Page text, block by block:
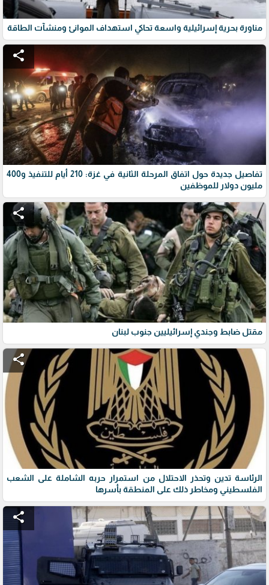
مناورة بحرية إسرائيلية واسعة تحاكي استهداف الموانئ ومنشآت الطاقة
share
تفاصيل جديدة حول اتفاق المرحلة الثانية في غزة: 210 أيام للتنفيذ و400
مليون دولار للموظفين
share
مقتل ضابط وجندي إسرائيليين جنوب لبنان
share
الرئاسة تدين وتحذر الاحتلال من استمرار حربه الشاملة على الشعب
الفلسطيني ومخاطر ذلك على المنطقة بأسرها
share